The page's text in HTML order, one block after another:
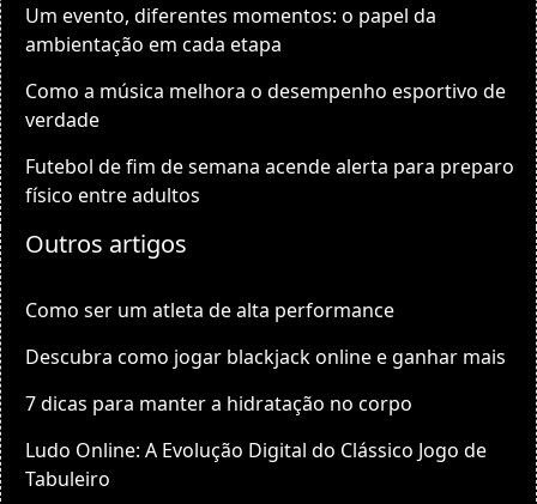
Um evento, diferentes momentos: o papel da
ambientação em cada etapa
Como a música melhora o desempenho esportivo de
verdade
Futebol de fim de semana acende alerta para preparo
físico entre adultos
Outros artigos
Como ser um atleta de alta performance
Descubra como jogar blackjack online e ganhar mais
7 dicas para manter a hidratação no corpo
Ludo Online: A Evolução Digital do Clássico Jogo de
Tabuleiro